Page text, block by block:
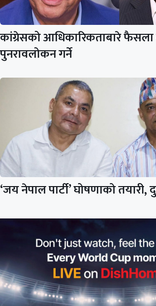
कांग्रेसको आधिकारिकताबारे फैसला
पुनरावलोकन गर्ने
‘जय नेपाल पार्टी’ घोषणाको तयारी,